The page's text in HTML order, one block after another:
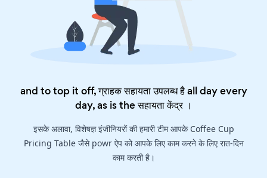
and to top it off, ग्राहक सहायता उपलब्ध है all day every
day, as is theसहायता केंद्र।
इसके अलावा, विशेषज्ञ इंजीनियरों की हमारी टीम आपके Coffee Cup
Pricing Table जैसे powr ऐप को आपके लिए काम करने के लिए रात-दिन
काम करती है।